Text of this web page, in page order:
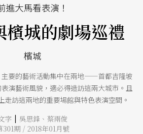
進大馬看表演！
檳城的劇場巡禮
檳城
主要的藝術活動集中在兩地——首都吉隆坡
演藝術風貌，適必得造訪這兩大城市。且
走訪這兩地的重要場館與特色表演空間。
字 | 吳思鋒 、 蔡兩俊
301期 / 2018年01月號